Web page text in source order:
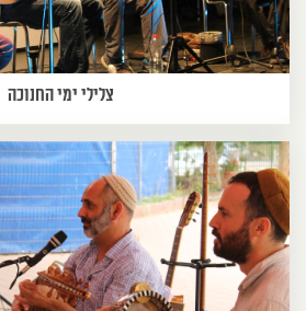
צלילי ימי החנוכה